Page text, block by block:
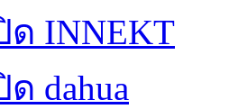
ด INNEKT
dahua